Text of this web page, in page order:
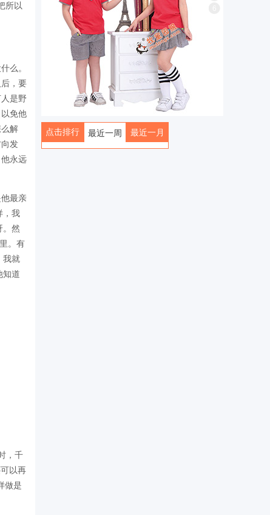
所以
么。
，要
是野
免他
解
发
永远
最亲
，我
。然
。有
我就
知道
，千
以再
做是
点击排行 最近一周 最近一月